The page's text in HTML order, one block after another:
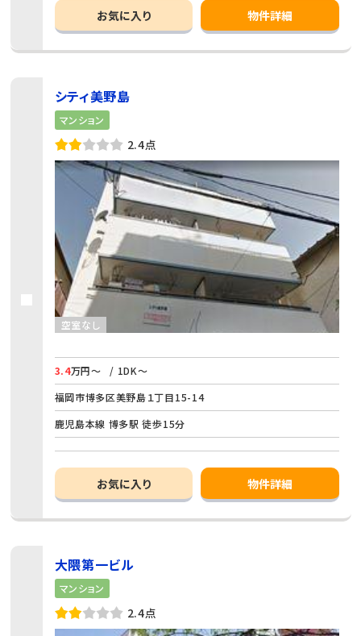
お気に入り 物件詳細
シティ美野島
マンション
2.4点
空室なし
3.4万円～
/ 1DK～
福岡市博多区美野島１丁目15-14
鹿児島本線 博多駅 徒歩15分
お気に入り 物件詳細
大隈第一ビル
マンション
2.4点